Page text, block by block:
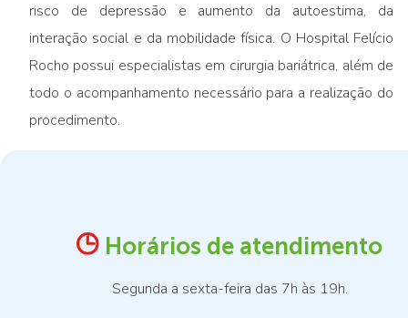
risco de depressão e aumento da autoestima, da
interação social e da mobilidade física. O Hospital Felício
Rocho possui especialistas em cirurgia bariátrica, além de
todo o acompanhamento necessário para a realização do
procedimento.
Horários de atendimento
Segunda a sexta-feira das 7h às 19h.